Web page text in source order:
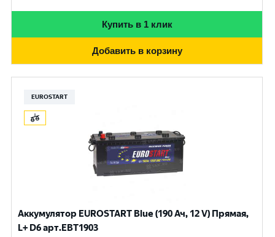
Купить в 1 клик
Добавить в корзину
EUROSTART
Аккумулятор EUROSTART Blue (190 Ач, 12 V) Прямая,
L+ D6 арт.EBT1903